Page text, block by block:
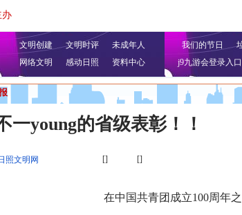
办
文明创建 文明时评
未成年人
网络文明
感动日照 资料中心
我们的节日
j9九游会登录入
一young的省级表彰！！
照文明网 [] []
在中国共青团成立100周年